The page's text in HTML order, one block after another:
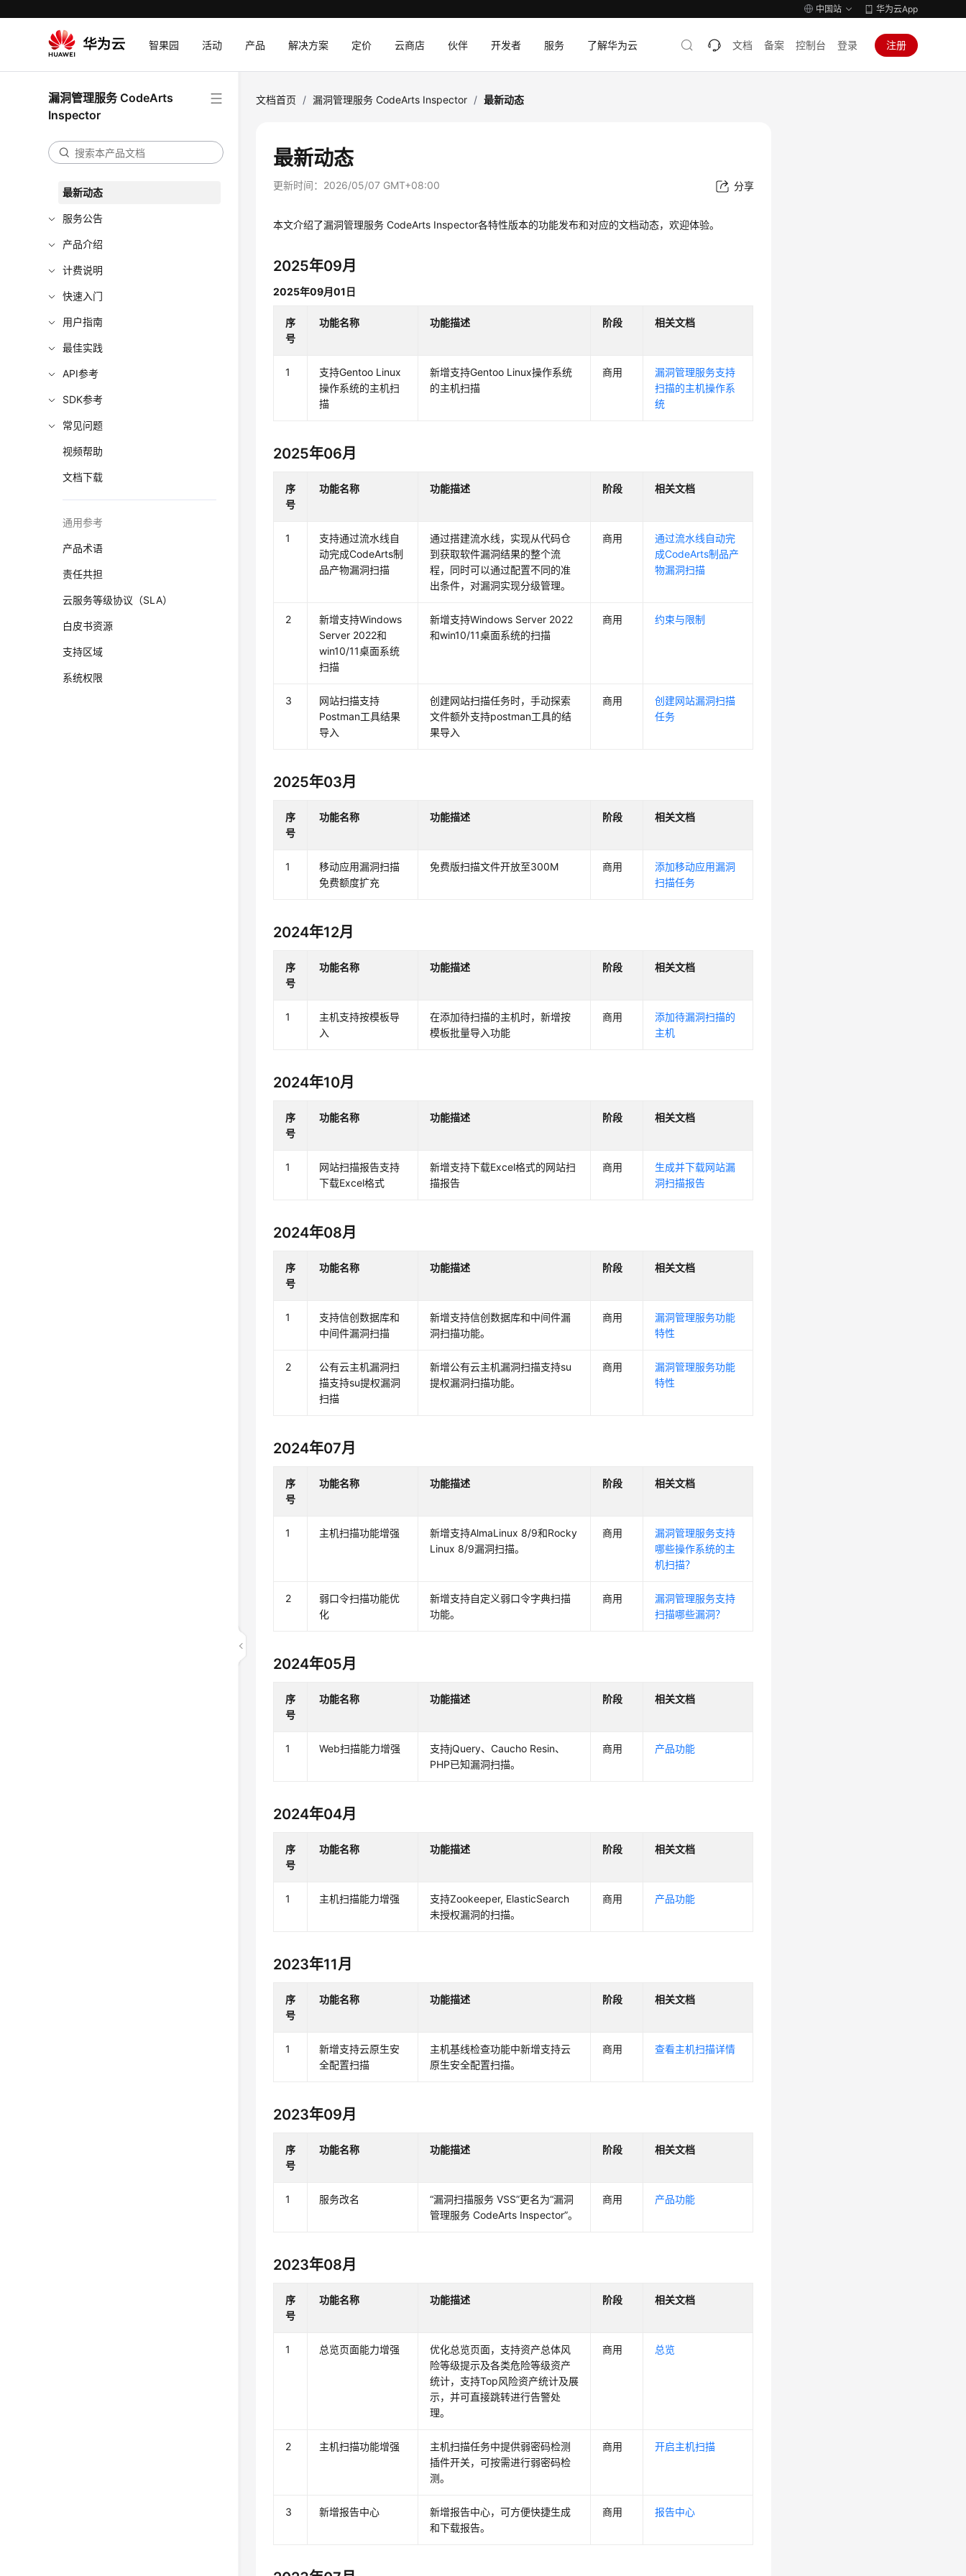
中国站 华为云App
智果园 活动 产品 解决方案 定价 云商店 伙伴 开发者 服务 了解华为云 文档 备案 控制台 登录 注册
漏洞管理服务 CodeArts
Inspector
最新动态
服务公告
产品介绍
计费说明
快速入门
用户指南
最佳实践
API参考
SDK参考
常见问题
视频帮助
文档下载
通用参考
产品术语
责任共担
云服务等级协议（SLA）
白皮书资源
支持区域
系统权限
文档首页 / 漏洞管理服务 CodeArts Inspector / 最新动态
最新动态
更新时间： 2026/05/07 GMT+08:00 分享
本文介绍了漏洞管理服务 CodeArts Inspector各特性版本的功能发布和对应的文档动态，欢迎体验。
2025年09月
2025年09月01日
序
号
功能名称 功能描述 阶段 相关文档
1
支持Gentoo Linux
操作系统的主机扫
描
新增支持Gentoo Linux操作系统
的主机扫描
商用
漏洞管理服务支持
扫描的主机操作系
统
2025年06月
序
号
功能名称 功能描述 阶段 相关文档
1
支持通过流水线自
动完成CodeArts制
品产物漏洞扫描
通过搭建流水线，实现从代码仓
到获取软件漏洞结果的整个流
程，同时可以通过配置不同的准
出条件，对漏洞实现分级管理。
商用
通过流水线自动完
成CodeArts制品产
物漏洞扫描
2
新增支持Windows
Server 2022和
win10/11桌面系统
扫描
新增支持Windows Server 2022
和win10/11桌面系统的扫描
商用 约束与限制
3
网站扫描支持
Postman工具结果
导入
创建网站扫描任务时，手动探索
文件额外支持postman工具的结
果导入
商用
创建网站漏洞扫描
任务
2025年03月
序
号
功能名称 功能描述 阶段 相关文档
1
移动应用漏洞扫描
免费额度扩充
免费版扫描文件开放至300M 商用
添加移动应用漏洞
扫描任务
2024年12月
序
号
功能名称 功能描述 阶段 相关文档
1
主机支持按模板导
入
在添加待扫描的主机时，新增按
模板批量导入功能
商用
添加待漏洞扫描的
主机
2024年10月
序
号
功能名称 功能描述 阶段 相关文档
1
网站扫描报告支持
下载Excel格式
新增支持下载Excel格式的网站扫
描报告
商用
生成并下载网站漏
洞扫描报告
2024年08月
序
号
功能名称 功能描述 阶段 相关文档
1
支持信创数据库和
中间件漏洞扫描
新增支持信创数据库和中间件漏
洞扫描功能。
商用
漏洞管理服务功能
特性
2
公有云主机漏洞扫
描支持su提权漏洞
扫描
新增公有云主机漏洞扫描支持su
提权漏洞扫描功能。
商用
漏洞管理服务功能
特性
2024年07月
序
号
功能名称 功能描述 阶段 相关文档
1 主机扫描功能增强
新增支持AlmaLinux 8/9和Rocky
Linux 8/9漏洞扫描。
商用
漏洞管理服务支持
哪些操作系统的主
机扫描？
2
弱口令扫描功能优
化
新增支持自定义弱口令字典扫描
功能。
商用
漏洞管理服务支持
扫描哪些漏洞？
2024年05月
序
号
功能名称 功能描述 阶段 相关文档
1 Web扫描能力增强
支持jQuery、Caucho Resin、
PHP已知漏洞扫描。
商用 产品功能
2024年04月
序
号
功能名称 功能描述 阶段 相关文档
1 主机扫描能力增强
支持Zookeeper, ElasticSearch
未授权漏洞的扫描。
商用 产品功能
2023年11月
序
号
功能名称 功能描述 阶段 相关文档
1
新增支持云原生安
全配置扫描
主机基线检查功能中新增支持云
原生安全配置扫描。
商用 查看主机扫描详情
2023年09月
序
号
功能名称 功能描述 阶段 相关文档
1 服务改名
“漏洞扫描服务 VSS”更名为“漏洞
管理服务 CodeArts Inspector”。
商用 产品功能
2023年08月
序
号
功能名称 功能描述 阶段 相关文档
1 总览页面能力增强
优化总览页面，支持资产总体风
险等级提示及各类危险等级资产
统计，支持Top风险资产统计及展
示，并可直接跳转进行告警处
理。
商用 总览
2 主机扫描功能增强
主机扫描任务中提供弱密码检测
插件开关，可按需进行弱密码检
测。
商用 开启主机扫描
3 新增报告中心
新增报告中心，可方便快捷生成
和下载报告。
商用 报告中心